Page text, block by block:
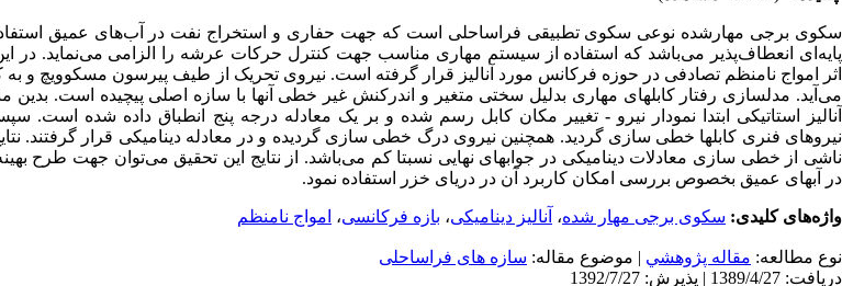
سکوی برجی مهارشده نوعی سکوی تطبیقی فراساحلی است که جهت حفاری و استخراج نفت در آب‌های عمیق
پایه‌ای انعطاف‌پذیر می‌باشد که استفاده از سیستم مهاری مناسب جهت کنترل حرکات عرشه را الزامی می‌نماید. در
اثر امواج نامنظم تصادفی در حوزه فرکانس مورد آنالیز قرار گرفته است. نیروی تحریک از طیف پیرسون مسکوویچ و
می‌آید. مدلسازی رفتار کابلهای مهاری بدلیل سختی متغیر و اندرکنش غیر خطی آنها با سازه اصلی پیچیده است. بدین
آنالیز استاتیکی ابتدا نمودار نیرو - تغییر مکان کابل رسم شده و بر یک معادله درجه پنج انطباق داده شده است. سپس
نیروهای فنری کابلها خطی سازی گردید. همچنین نیروی درگ خطی سازی گردیده و در معادله دینامیکی قرار گرفتند.
ناشی از خطی سازی معادلات دینامیکی در جوابهای نهایی نسبتا کم می‌باشد. از نتایج این تحقیق می‌توان جهت طرح
در آبهای عمیق بخصوص بررسی امکان کاربرد آن در دریای خزر استفاده نمود.
واژه‌های کلیدی: سکوی برجی مهار شده، آنالیز دینامیکی، بازه فرکانسی، امواج نامنظم
نوع مطالعه: مقاله پژوهشي | موضوع مقاله: سازه های فراساحلی
دریافت: 1389/4/27 | پذیرش: 1392/7/27